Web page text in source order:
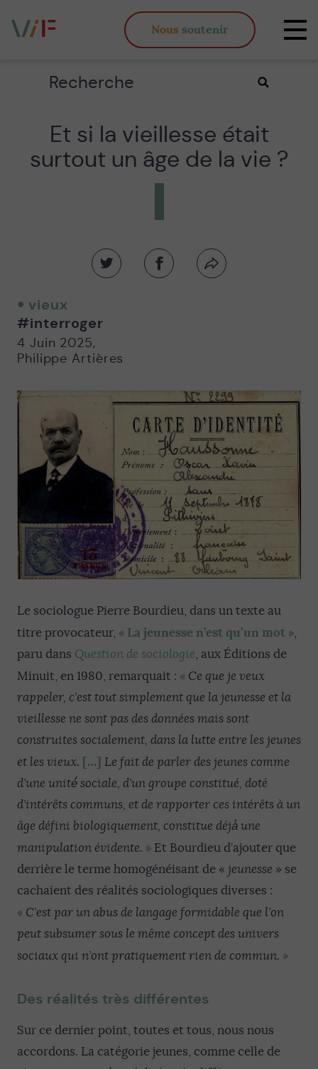
inégaux
Nous soutenir
Rechercher
Valider
Et si la vieillesse était
surtout un âge de la vie ?
Partager
Partager
Partager
vieux
#interroger
4 Juin 2025,
Philippe Artières
Le sociologue Pierre Bourdieu, dans un texte au
titre provocateur, « La jeunesse n’est qu’un mot »,
paru dans Question de sociologie, aux Éditions de
Minuit, en 1980, remarquait : « Ce que je veux
rappeler, c’est tout simplement que la jeunesse et la
vieillesse ne sont pas des données mais sont
construites socialement, dans la lutte entre les jeunes
et les vieux. […] Le fait de parler des jeunes comme
d’une unité́ sociale, d’un groupe constitué, doté
d’intérêts communs, et de rapporter ces intérêts à un
âge défini biologiquement, constitue déjà̀ une
manipulation évidente. » Et Bourdieu d’ajouter que
derrière le terme homogénéisant de « jeunesse » se
cachaient des réalités sociologiques diverses :
« C’est par un abus de langage formidable que l’on
peut subsumer sous le même concept des univers
sociaux qui n’ont pratiquement rien de commun. »
Des réalités très différentes
Sur ce dernier point, toutes et tous, nous nous
accordons. La catégorie jeunes, comme celle de